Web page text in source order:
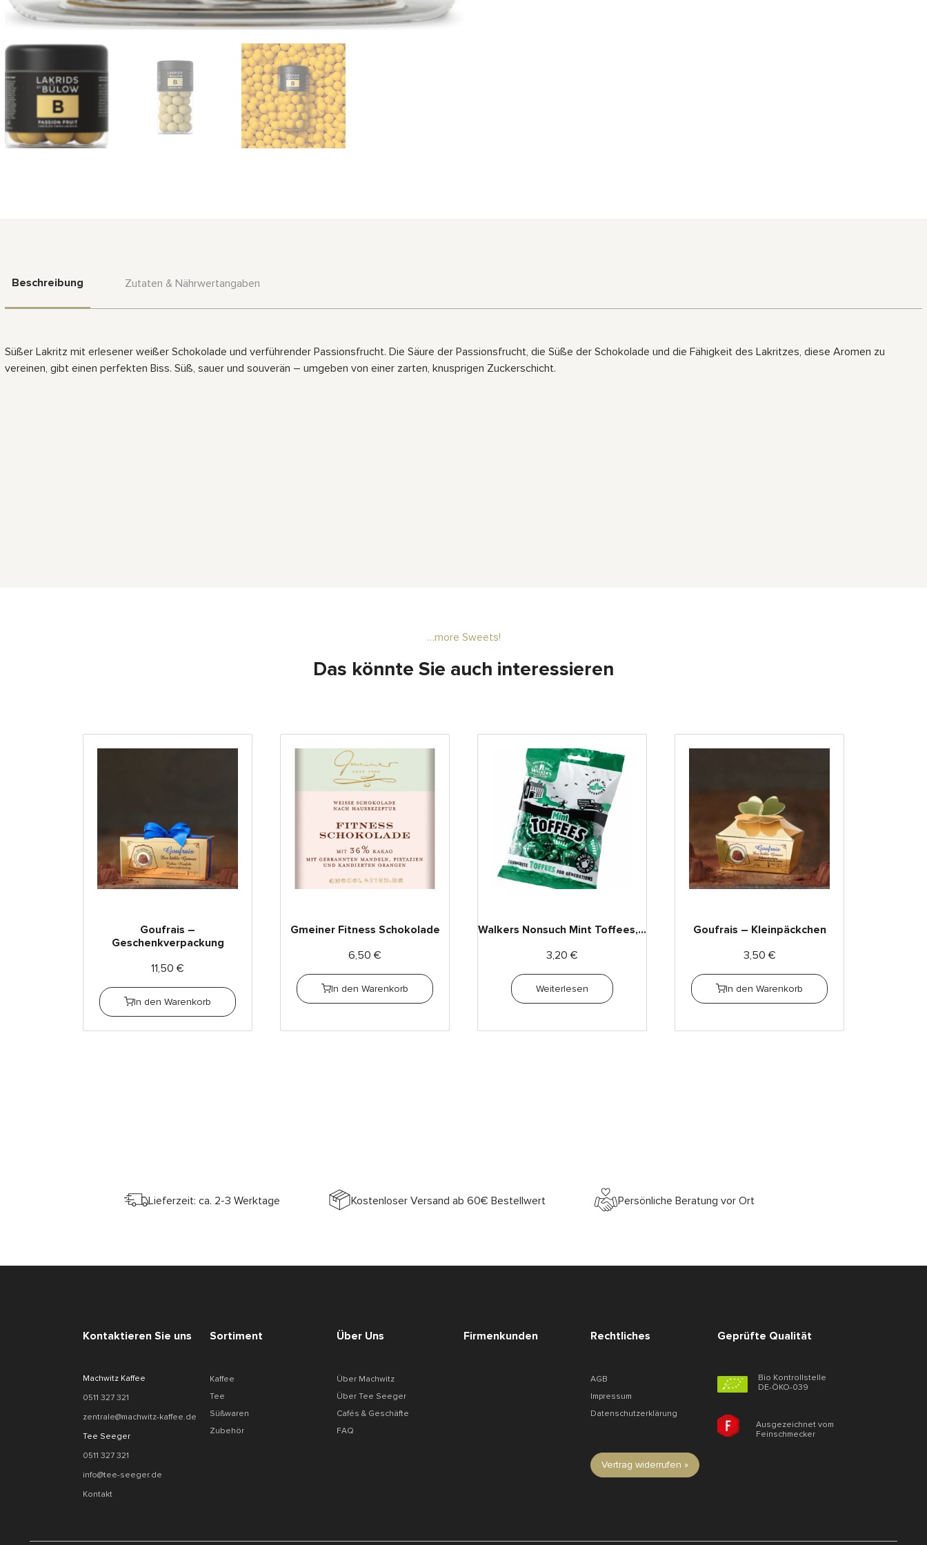
Beschreibung Zutaten & Nährwertangaben
Süßer Lakritz mit erlesener weißer Schokolade und verführender Passionsfrucht. Die Säure der Passionsfrucht, die Süße der Schokolade und die Fähigkeit des Lakritzes, diese Aromen zu
vereinen, gibt einen perfekten Biss. Süß, sauer und souverän – umgeben von einer zarten, knusprigen Zuckerschicht.
…more Sweets!
Das könnte Sie auch interessieren
Goufrais –
Geschenkverpackung
11,50 €
In den Warenkorb
Gmeiner Fitness Schokolade
6,50 €
In den Warenkorb
Walkers Nonsuch Mint Toffees,...
3,20 €
Weiterlesen
Goufrais – Kleinpäckchen
3,50 €
In den Warenkorb
Lieferzeit: ca. 2-3 Werktage Kostenloser Versand ab 60€ Bestellwert Persönliche Beratung vor Ort
Kontaktieren Sie uns
Machwitz Kaffee
0511 327 321
zentrale@machwitz-kaffee.de
Tee Seeger
0511 327 321
info@tee-seeger.de
Kontakt
Sortiment
Kaffee
Tee
Süßwaren
Zubehör
Über Uns
Über Machwitz
Über Tee Seeger
Cafés & Geschäfte
FAQ
Firmenkunden Rechtliches
AGB
Impressum
Datenschutzerklärung
Vertrag widerrufen »
Geprüfte Qualität
Bio Kontrollstelle
DE-ÖKO-039
Ausgezeichnet vom
Feinschmecker